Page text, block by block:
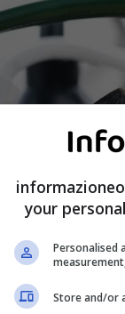
your
Personalised
Store and/or